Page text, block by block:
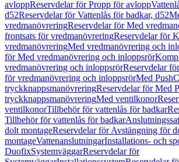
avloppReservdelar för Propp för avlopp
d52Reservdelar för Vattenlås för badkar, d52
vredmanövreringReservdelar för Med
frontsats för vredmanövreringReservdelar för
vredmanövreringMed vredmanövrering och
för Med vredmanövrering och inloppsrör
vredmanövrering och inloppsrörReservdelar
för vredmanövrering och inloppsrörMed
tryckknappsmanövreringReservdelar för Med
tryckknappsmanövreringMed ventilkonor
ventilkonorTillbehör för vattenlås för badkar
Tillbehör för vattenlås för badkar
dolt montageReservdelar för Avstängning för
montageVattenanslutningarInstallations- och
DuofixSystemväggarReservdelar för